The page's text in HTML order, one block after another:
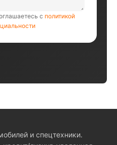
с политикой
и спецтехники.